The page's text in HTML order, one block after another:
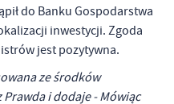
do Banku Gospodarstwa
inwestycji. Zgoda
jest pozytywna.
ze środków
i dodaje - Mówiąc